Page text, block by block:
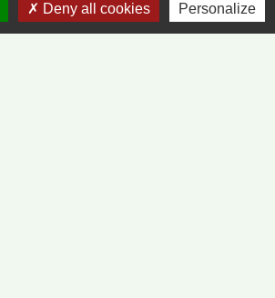
Deny all cookies Personalize